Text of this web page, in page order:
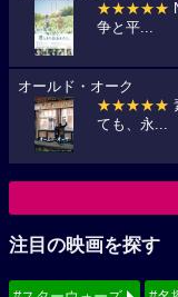
★★★★★
争と平...
オールド・オーク
★★★★★
ても、永...
注目の映画を探す